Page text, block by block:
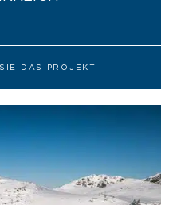
DAS PROJEKT